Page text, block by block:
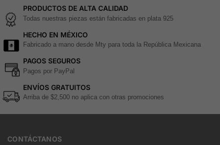
PRODUCTOS DE ALTA CALIDAD
Todas nuestras piezas están fabricadas en plata 925
HECHO EN MÉXICO
Fabricado a mano desde Mty para toda la República Mexicana
PAGOS SEGUROS
Pagos por PayPal
ENVÍOS GRATUITOS
Arriba de $2,500 no aplica con otras promociones
CONTÁCTANOS